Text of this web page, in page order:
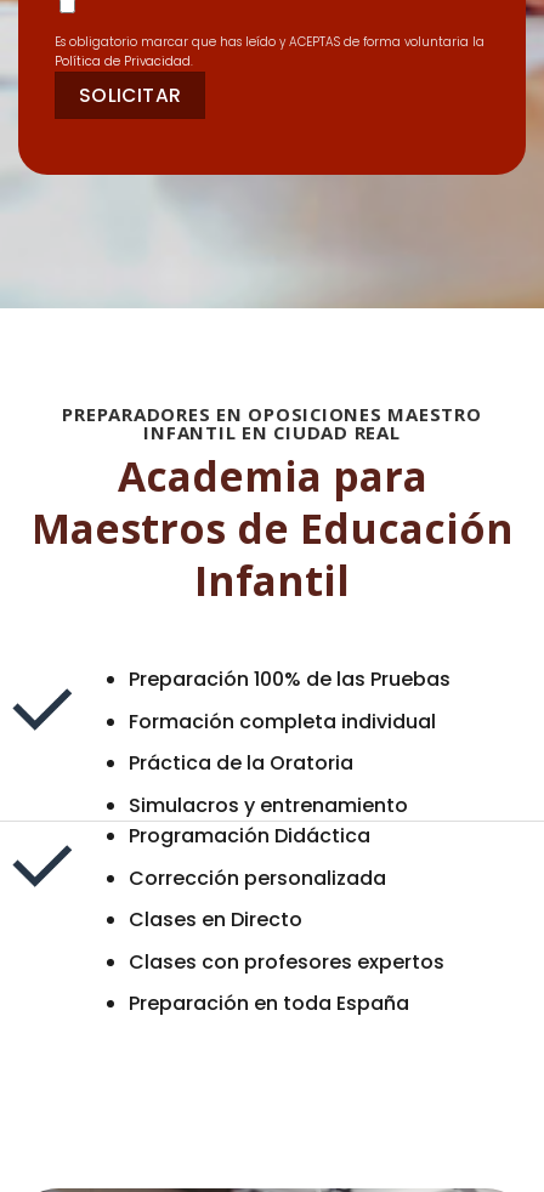
Es obligatorio marcar que has leído y ACEPTAS de forma voluntaria la
Política de Privacidad.
PREPARADORES EN OPOSICIONES MAESTRO
INFANTIL EN CIUDAD REAL
Academia para
Maestros de Educación
Infantil
Preparación 100% de las Pruebas
Formación completa individual
Práctica de la Oratoria
Simulacros y entrenamiento
Programación Didáctica
Corrección personalizada
Clases en Directo
Clases con profesores expertos
Preparación en toda España